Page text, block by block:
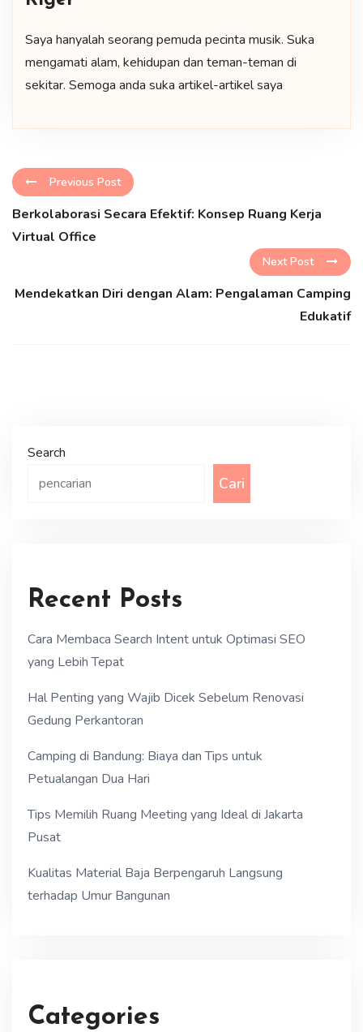
Saya hanyalah seorang pemuda pecinta musik. Suka
mengamati alam, kehidupan dan teman-teman di
sekitar. Semoga anda suka artikel-artikel saya
Previous Post
Berkolaborasi Secara Efektif: Konsep Ruang Kerja
Virtual Office
Next Post
Mendekatkan Diri dengan Alam: Pengalaman Camping
Edukatif
Search
Cari
Recent Posts
Cara Membaca Search Intent untuk Optimasi SEO
yang Lebih Tepat
Hal Penting yang Wajib Dicek Sebelum Renovasi
Gedung Perkantoran
Camping di Bandung: Biaya dan Tips untuk
Petualangan Dua Hari
Tips Memilih Ruang Meeting yang Ideal di Jakarta
Pusat
Kualitas Material Baja Berpengaruh Langsung
terhadap Umur Bangunan
Categories